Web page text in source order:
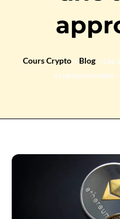
Cours Crypto » Blog » Les
cryptomonnaies :